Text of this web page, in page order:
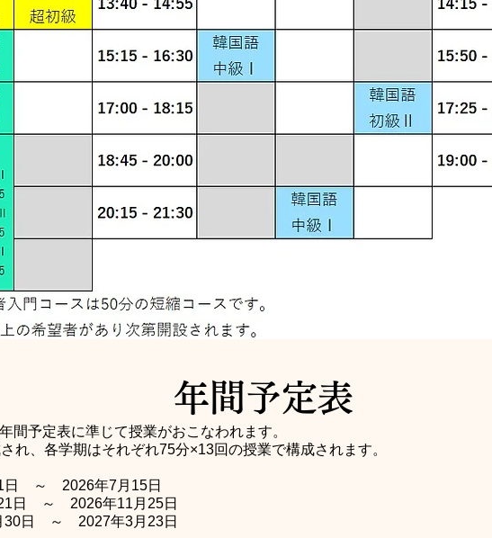
​年間予定表
間予定表に準じて授業がおこなわれます。
れ、各学期はそれぞれ75分×13回の授業で構成されます。
～ 2026年7月15日
日 ～ 2026年11月25日
日 ～ 2027年3月23日